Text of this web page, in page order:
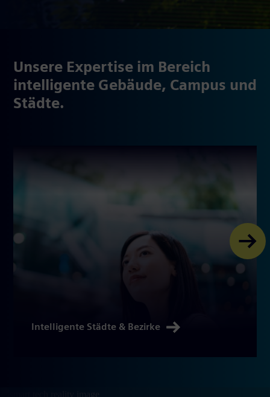
Unsere Expertise im Bereich
intelligente Gebäude, Campus und
Städte.
Intelligente Städte & Bezirke